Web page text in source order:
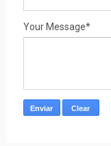
Your Message*